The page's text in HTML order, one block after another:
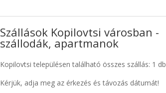
Szállások Kopilovtsi városban -
szállodák, apartmanok
Kopilovtsi településen található összes szállás: 1 db
Kérjük, adja meg az érkezés és távozás dátumát!